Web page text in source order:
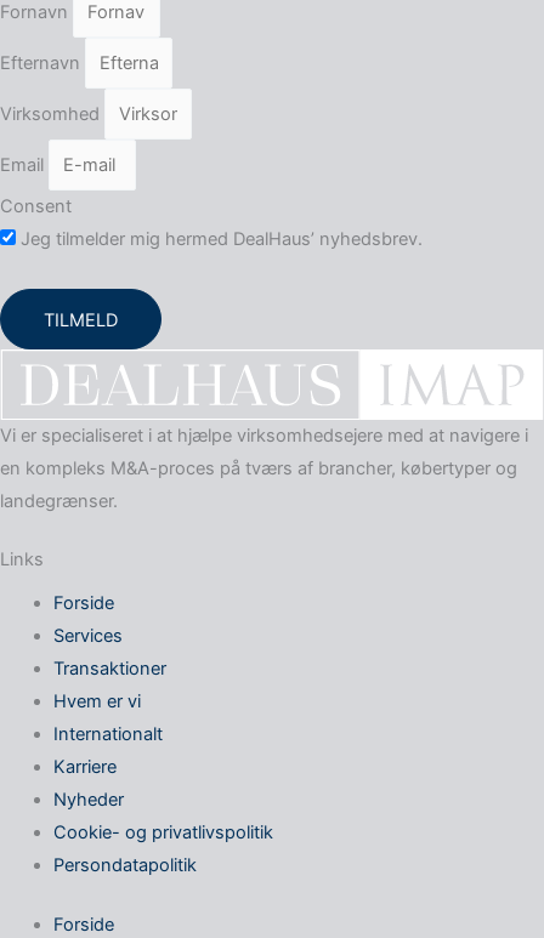
Fornavn
Efternavn
Virksomhed
Email
Consent
Jeg tilmelder mig hermed DealHaus’ nyhedsbrev.
TILMELD
Vi er specialiseret i at hjælpe virksomheds­ejere med at navigere i
en kompleks M&A-proces på tværs af brancher, købertyper og
landegrænser.
Links
Forside
Services
Transaktioner
Hvem er vi
Internationalt
Karriere
Nyheder
Cookie- og privatlivspolitik
Persondatapolitik
Forside